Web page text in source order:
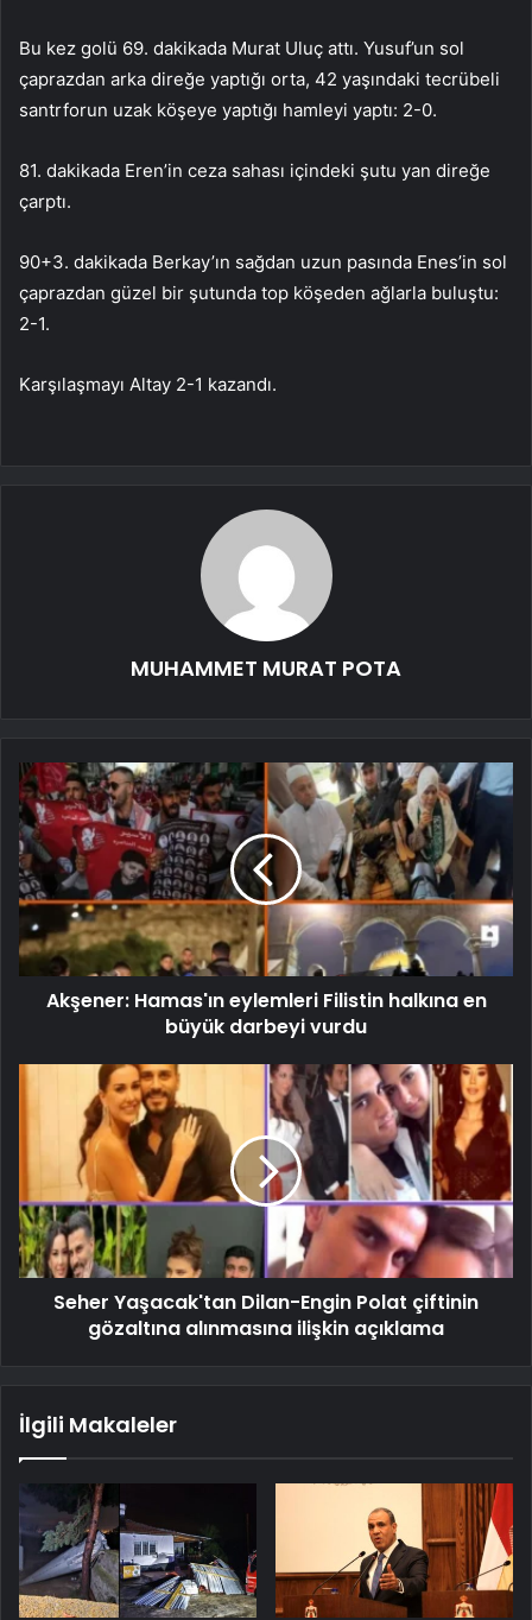
Bu kez golü 69. dakikada Murat Uluç attı. Yusuf’un sol
çaprazdan arka direğe yaptığı orta, 42 yaşındaki tecrübeli
santrforun uzak köşeye yaptığı hamleyi yaptı: 2-0.
81. dakikada Eren’in ceza sahası içindeki şutu yan direğe
çarptı.
90+3. dakikada Berkay’ın sağdan uzun pasında Enes’in sol
çaprazdan güzel bir şutunda top köşeden ağlarla buluştu:
2-1.
Karşılaşmayı Altay 2-1 kazandı.
MUHAMMET MURAT POTA
Akşener: Hamas'ın eylemleri Filistin halkına en
büyük darbeyi vurdu
Seher Yaşacak'tan Dilan-Engin Polat çiftinin
gözaltına alınmasına ilişkin açıklama
İlgili Makaleler